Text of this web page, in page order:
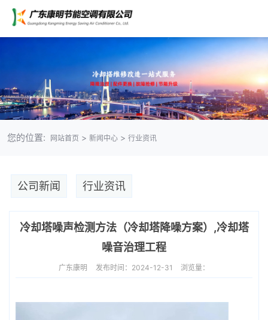
您的位置: 网站首页 > 新闻中心> 行业资讯
公司新闻 行业资讯
冷却塔噪声检测方法（冷却塔降噪方案）,冷却塔
噪音治理工程
广东康明 发布时间：2024-12-31 浏览量：